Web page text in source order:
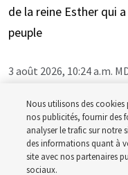
de la reine Esther qui
peuple
3 août 2026, 10:24 a.m.
DISPONIBLE EN: Anglais
Nous utilisons des
nos publicités, fournir des
analyser le trafic sur notre
des informations quant à
site avec nos partenaires
sociaux.